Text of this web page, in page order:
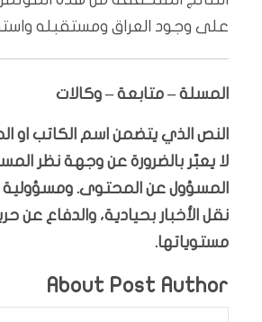
على وجود العراق ومستقبله
المسلة – متابعة – وكالات
النص الذي يتضمن اسم الكاتب او
لا يعبّر بالضرورة عن وجهة نظر
المسؤول عن المحتوى.
نقل الأخبار بحيادية، والدفاع عن
مستوياتها.
About Post Author